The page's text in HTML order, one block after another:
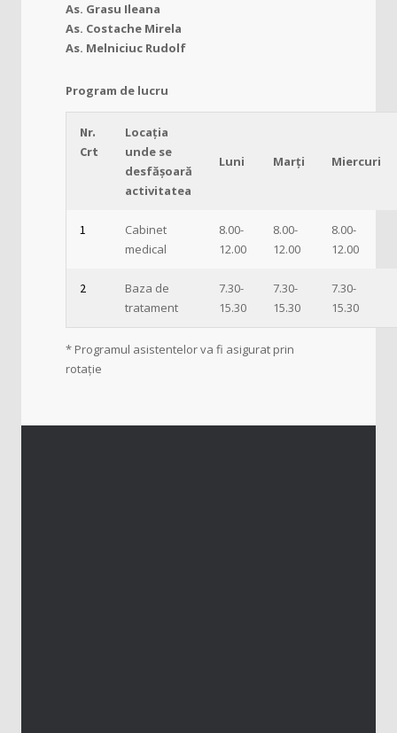
As. Grasu Ileana
As. Costache Mirela
As. Melniciuc Rudolf
Program de lucru
Nr.
Crt
Locația
unde se
desfășoară
activitatea
Luni Marți Miercuri
1
Cabinet
medical
8.00-
12.00
8.00-
12.00
8.00-
12.00
2
Baza de
tratament
7.30-
15.30
7.30-
15.30
7.30-
15.30
* Programul asistentelor va fi asigurat prin
rotație